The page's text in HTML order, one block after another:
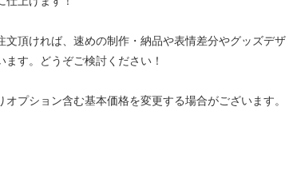
頂ければ、速めの制作・納品や表情差分やグッズデザ
ます。どうぞご検討ください！
オプション含む基本価格を変更する場合がございます。